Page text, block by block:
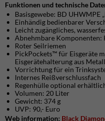
Funktionen und technische
Basisgewebe: BD UHWMPE
Einhändig bedienbarer
Leicht zugängliches,
Abnehmbare
Roter Seilriemen
PickPockets™ für Eisgeräte
Eisgerätehalterung aus Metall
Vorrichtung für ein
Internes Reißverschlussfach
Regenhülle optional
Volumen: 20 Liter
Gewicht: 374 g
UVP: 90,- Euro
Web information: Black